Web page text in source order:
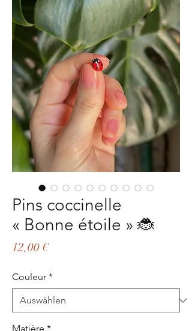
Pins coccinelle
« Bonne étoile » 🐞
12,00 €Preis
Couleur *
Matière *